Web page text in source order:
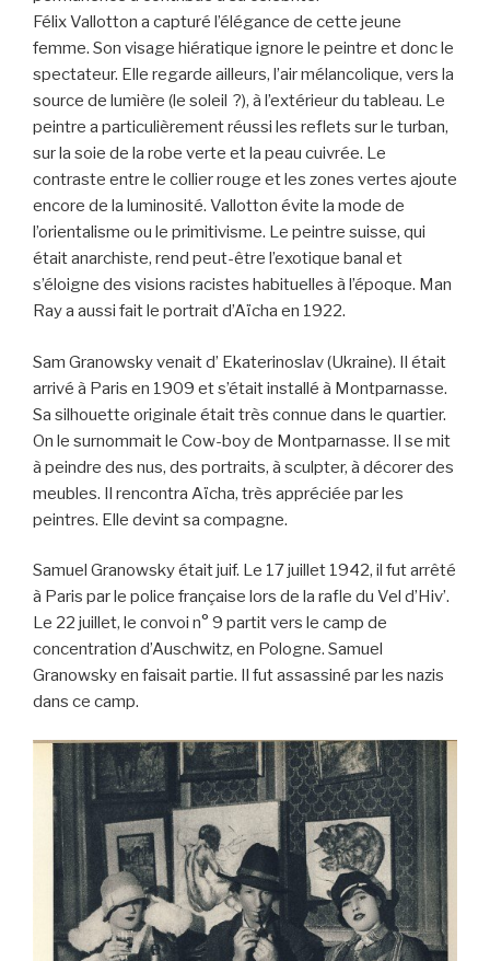
Félix Vallotton a capturé l’élégance de cette jeune
femme. Son visage hiératique ignore le peintre et donc le
spectateur. Elle regarde ailleurs, l’air mélancolique, vers la
source de lumière (le soleil ?), à l’extérieur du tableau. Le
peintre a particulièrement réussi les reflets sur le turban,
sur la soie de la robe verte et la peau cuivrée. Le
contraste entre le collier rouge et les zones vertes ajoute
encore de la luminosité. Vallotton évite la mode de
l’orientalisme ou le primitivisme. Le peintre suisse, qui
était anarchiste, rend peut-être l’exotique banal et
s’éloigne des visions racistes habituelles à l’époque. Man
Ray a aussi fait le portrait d’Aïcha en 1922.
Sam Granowsky venait d’ Ekaterinoslav (Ukraine). Il était
arrivé à Paris en 1909 et s’était installé à Montparnasse.
Sa silhouette originale était très connue dans le quartier.
On le surnommait le Cow-boy de Montparnasse. Il se mit
à peindre des nus, des portraits, à sculpter, à décorer des
meubles. Il rencontra Aïcha, très appréciée par les
peintres. Elle devint sa compagne.
Samuel Granowsky était juif. Le 17 juillet 1942, il fut arrêté
à Paris par le police française lors de la rafle du Vel d’Hiv’.
Le 22 juillet, le convoi n° 9 partit vers le camp de
concentration d’Auschwitz, en Pologne. Samuel
Granowsky en faisait partie. Il fut assassiné par les nazis
dans ce camp.